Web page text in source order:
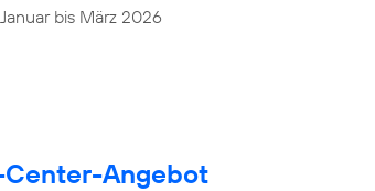
bis März 2026
Angebot